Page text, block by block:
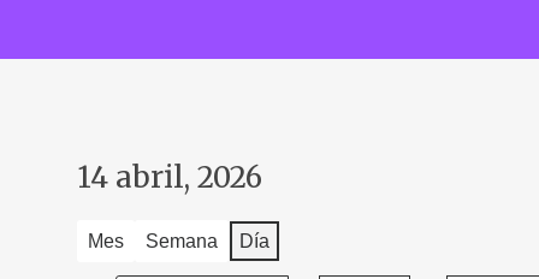
14 abril, 2026
Mes Semana Día